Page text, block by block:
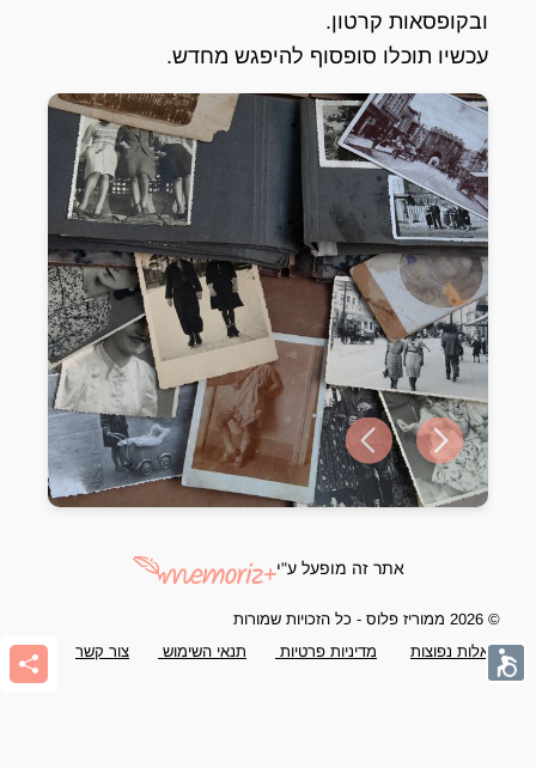
ובקופסאות קרטון.
עכשיו תוכלו סופסוף להיפגש מחדש.
Previous slideNext slide
אתר זה מופעל ע"י
© 2026 ממוריז פלוס - כל הזכויות שמורות
שאלות נפוצות
מדיניות פרטיות תנאי השימוש צור קשר